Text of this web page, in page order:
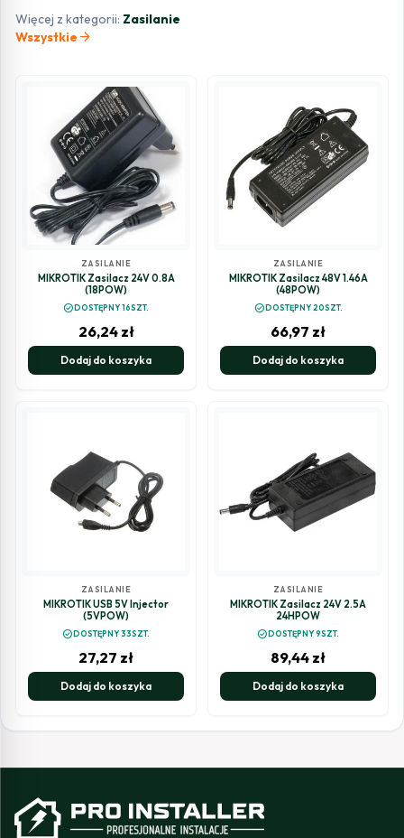
Więcej z kategorii: Zasilanie
Wszystkie arrow_forward
ZASILANIE
MIKROTIK Zasilacz 24V 0.8A
(18POW)
check_circleDOSTĘPNY 16SZT.
26,24 zł
Dodaj do koszyka
ZASILANIE
MIKROTIK Zasilacz 48V 1.46A
(48POW)
check_circleDOSTĘPNY 20SZT.
66,97 zł
Dodaj do koszyka
ZASILANIE
MIKROTIK USB 5V Injector
(5VPOW)
check_circleDOSTĘPNY 33SZT.
27,27 zł
Dodaj do koszyka
ZASILANIE
MIKROTIK Zasilacz 24V 2.5A
24HPOW
check_circleDOSTĘPNY 9SZT.
89,44 zł
Dodaj do koszyka